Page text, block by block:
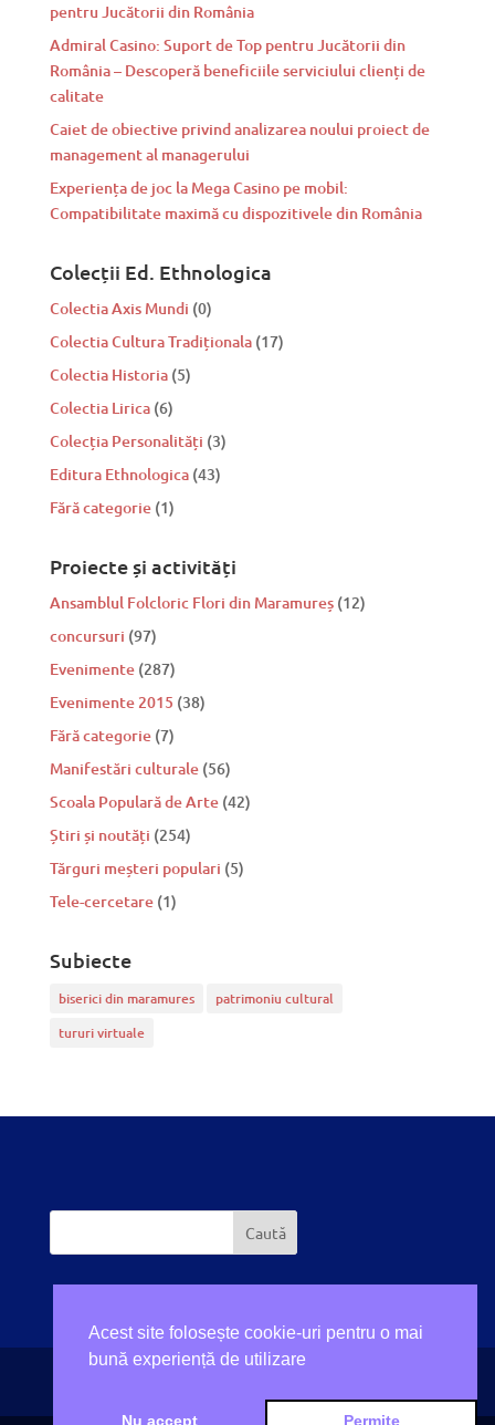
pentru Jucătorii din România
Admiral Casino: Suport de Top pentru Jucătorii din
România – Descoperă beneficiile serviciului clienți de
calitate
Caiet de obiective privind analizarea noului proiect de
management al managerului
Experiența de joc la Mega Casino pe mobil:
Compatibilitate maximă cu dispozitivele din România
Colecții Ed. Ethnologica
Colectia Axis Mundi (0)
Colectia Cultura Tradiționala (17)
Colectia Historia (5)
Colectia Lirica (6)
Colecția Personalități (3)
Editura Ethnologica (43)
Fără categorie (1)
Proiecte și activități
Ansamblul Folcloric Flori din Maramureș(12)
concursuri (97)
Evenimente(287)
Evenimente 2015 (38)
Fără categorie(7)
Manifestări culturale(56)
Scoala Populară de Arte(42)
Știri și noutăți (254)
Tărguri meșteri populari (5)
Tele-cercetare(1)
Subiecte
biserici din maramures
patrimoniu cultural
tururi virtuale
Realizat de
Acest site folosește cookie-uri pentru o mai
bună experiență de utilizare
Nu accept Permite